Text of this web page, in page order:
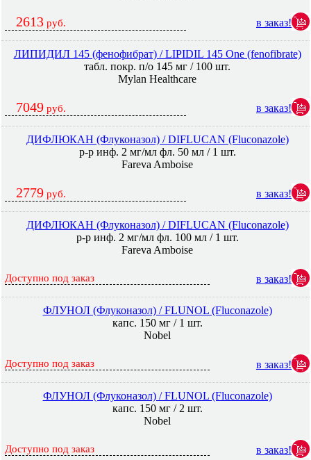
2613 руб. в заказ!
ЛИПИДИЛ 145 (фенофибрат) / LIPIDIL 145 One (fenofibrate)
табл. покр. п/о 145 мг / 100 шт.
Mylan Healthcare
7049 руб. в заказ!
ДИФЛЮКАН (Флуконазол) / DIFLUCAN (Fluconazole)
р-р инф. 2 мг/мл фл. 50 мл / 1 шт.
Fareva Amboise
2779 руб. в заказ!
ДИФЛЮКАН (Флуконазол) / DIFLUCAN (Fluconazole)
р-р инф. 2 мг/мл фл. 100 мл / 1 шт.
Fareva Amboise
Доступно под заказ в заказ!
ФЛУНОЛ (Флуконазол) / FLUNOL (Fluconazole)
капс. 150 мг / 1 шт.
Nobel
Доступно под заказ в заказ!
ФЛУНОЛ (Флуконазол) / FLUNOL (Fluconazole)
капс. 150 мг / 2 шт.
Nobel
Доступно под заказ в заказ!